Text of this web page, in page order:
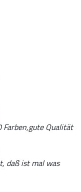
Farben,gute Qualität
daß ist mal was